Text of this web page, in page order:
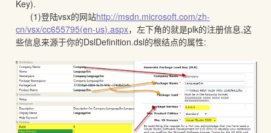
Key).
(1)登陆vsx的网站http://msdn.microsoft.com/zh-
cn/vsx/cc655795(en-us).aspx，左下角的就是plk的注册信息,这
些信息来源于你的DslDefinition.dsl的根结点的属性: